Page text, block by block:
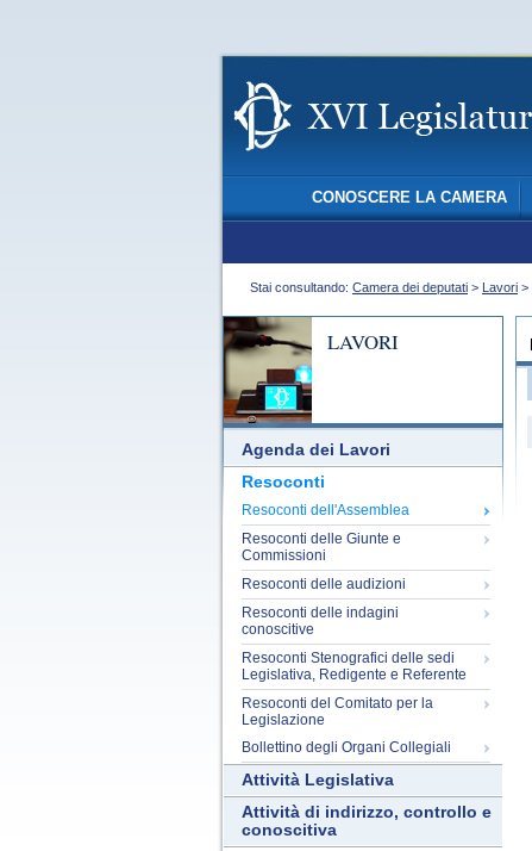
CONOSCERE LA CAMERA
Stai consultando: Camera dei deputati > Lavori >
LAVORI
Agenda dei Lavori
Resoconti
Resoconti dell'Assemblea
Resoconti delle Giunte e
Commissioni
Resoconti delle audizioni
Resoconti delle indagini
conoscitive
Resoconti Stenografici delle sedi
Legislativa, Redigente e Referente
Resoconti del Comitato per la
Legislazione
Bollettino degli Organi Collegiali
Attività Legislativa
Attività di indirizzo, controllo e
conoscitiva